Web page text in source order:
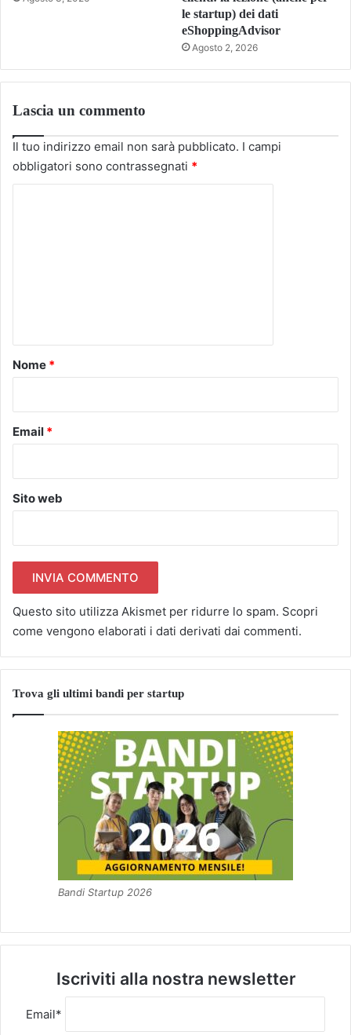
le startup) dei dati
eShoppingAdvisor
Agosto 2, 2026
Lascia un commento
Il tuo indirizzo email non sarà pubblicato. I campi
obbligatori sono contrassegnati *
o
Nome *
Email *
Sito web
Questo sito utilizza Akismet per ridurre lo spam. Scopri
come vengono elaborati i dati derivati dai commenti.
Trova gli ultimi bandi per startup
Bandi Startup 2026
Iscriviti alla nostra newsletter
Email*